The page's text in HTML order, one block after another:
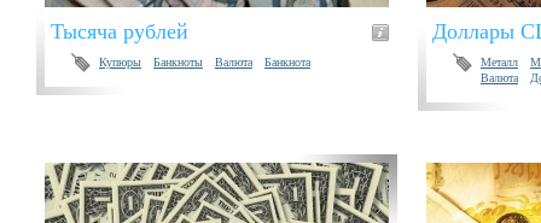
Тысяча рублей
Купюры Банкноты Валюта Банкнота
Доллары
Металл
Валюта